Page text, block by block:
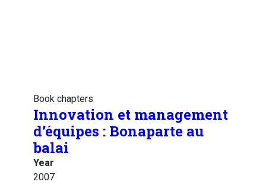
Book chapters
Innovation et management
d’équipes : Bonaparte au
balai
Year
2007